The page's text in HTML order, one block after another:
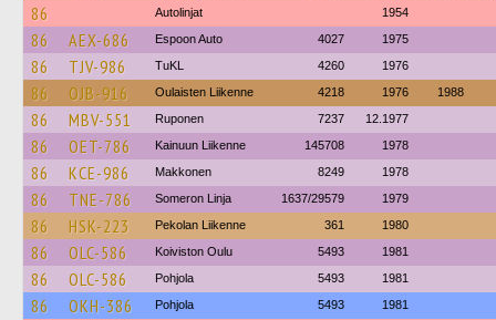
86 Autolinjat 1954
86 AEX-686 Espoon Auto 4027 1975
86 TJV-986 TuKL 4260 1976
86 OJB-916 Oulaisten Liikenne 4218 1976 1988
86 MBV-551 Ruponen 7237 12.1977
86 OET-786 Kainuun Liikenne 145708 1978
86 KCE-986 Makkonen 8249 1978
86 TNE-786 Someron Linja 1637/29579 1979
86 HSK-223 Pekolan Liikenne 361 1980
86 OLC-586 Koiviston Oulu 5493 1981
86 OLC-586 Pohjola 5493 1981
86 OKH-386 Pohjola 5493 1981